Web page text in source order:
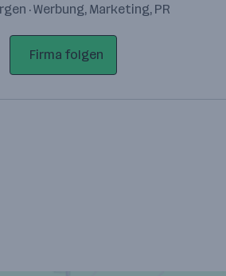
· Werbung, Marketing, PR
Firma folgen